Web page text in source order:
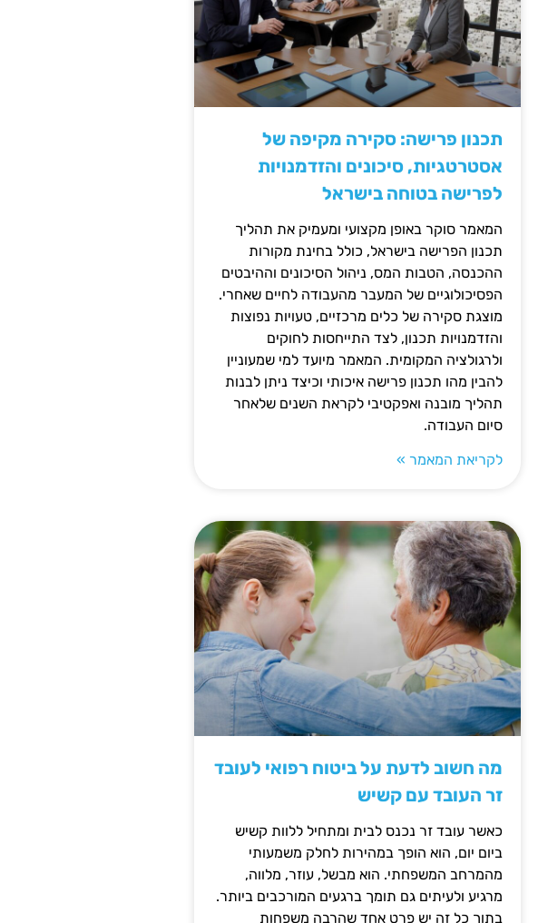
תכנון פרישה: סקירה מקיפה של
אסטרטגיות, סיכונים והזדמנויות
לפרישה בטוחה בישראל
המאמר סוקר באופן מקצועי ומעמיק את תהליך
תכנון הפרישה בישראל, כולל בחינת מקורות
ההכנסה, הטבות המס, ניהול הסיכונים וההיבטים
הפסיכולוגיים של המעבר מהעבודה לחיים שאחרי.
מוצגת סקירה של כלים מרכזיים, טעויות נפוצות
והזדמנויות תכנון, לצד התייחסות לחוקים
ולרגולציה המקומית. המאמר מיועד למי שמעוניין
להבין מהו תכנון פרישה איכותי וכיצד ניתן לבנות
תהליך מובנה ואפקטיבי לקראת השנים שלאחר
סיום העבודה.
לקריאת המאמר »
מה חשוב לדעת על ביטוח רפואי לעובד
זר העובד עם קשיש
כאשר עובד זר נכנס לבית ומתחיל ללוות קשיש
ביום יום, הוא הופך במהירות לחלק משמעותי
מהמרחב המשפחתי. הוא מבשל, עוזר, מלווה,
מרגיע ולעיתים גם תומך ברגעים המורכבים ביותר.
בתוך כל זה יש פרט אחד שהרבה משפחות